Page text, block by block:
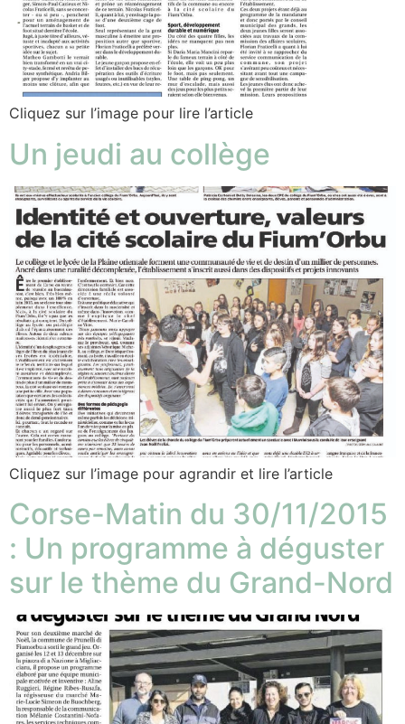
Cliquez sur l’image pour lire l’article
Un jeudi au collège
Cliquez sur l’image pour agrandir et lire l’article
Corse-Matin du 30/11/2015
: Un programme à déguster
sur le thème du Grand-Nord